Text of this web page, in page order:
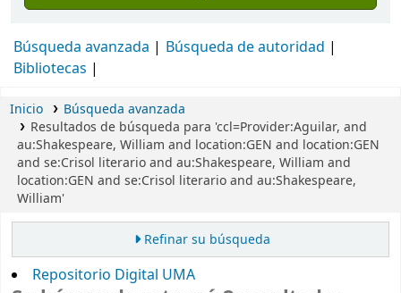
Búsqueda avanzada
Búsqueda de autoridad
Bibliotecas
Inicio
Búsqueda avanzada
Resultados de búsqueda para 'ccl=Provider:Aguilar, and
au:Shakespeare, William and location:GEN and location:GEN
and se:Crisol literario and au:Shakespeare, William and
location:GEN and se:Crisol literario and au:Shakespeare,
William'
Refinar su búsqueda
Repositorio Digital UMA